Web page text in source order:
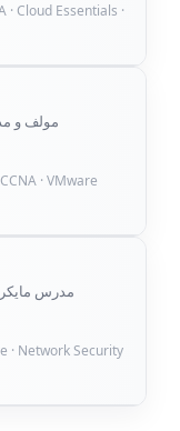
· Cloud Essentials ·
مولف و
· VMware
مدرس